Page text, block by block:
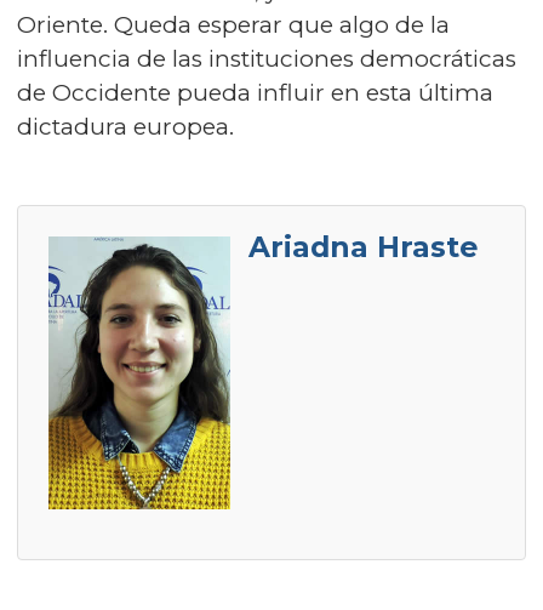
Oriente. Queda esperar que algo de la
influencia de las instituciones democráticas
de Occidente pueda influir en esta última
dictadura europea.
Ariadna Hraste